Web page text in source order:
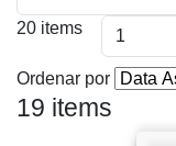
20 items
Ordenar por
19 items